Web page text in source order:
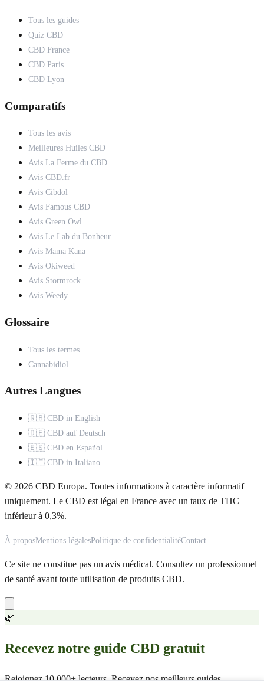
Tous les guides
Quiz CBD
CBD France
CBD Paris
CBD Lyon
Comparatifs
Tous les avis
Meilleures Huiles CBD
Avis La Ferme du CBD
Avis CBD.fr
Avis Cibdol
Avis Famous CBD
Avis Green Owl
Avis Le Lab du Bonheur
Avis Mama Kana
Avis Okiweed
Avis Stormrock
Avis Weedy
Glossaire
Tous les termes
Cannabidiol
Autres Langues
🇬🇧 CBD in English
🇩🇪 CBD auf Deutsch
🇪🇸 CBD en Español
🇮🇹 CBD in Italiano
© 2026 CBD Europa. Toutes informations à caractère informatif
uniquement. Le CBD est légal en France avec un taux de THC
inférieur à 0,3%.
À proposMentions légalesPolitique de confidentialitéContact
Ce site ne constitue pas un avis médical. Consultez un professionnel
de santé avant toute utilisation de produits CBD.
🌿
Recevez notre guide CBD gratuit
Rejoignez 10 000+ lecteurs. Recevez nos meilleurs guides,